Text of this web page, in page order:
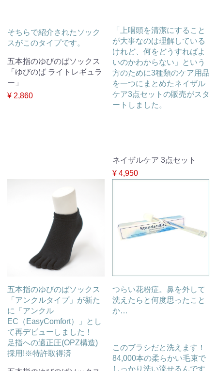
そちらで紹介されたソック
スがこのタイプです。
五本指のゆびのばソックス
「ゆびのば ライトレギュラ
ー」
¥ 2,860
「上咽頭を清潔にすること
が大事なのは理解している
けれど、何をどうすればよ
いのかわからない」という
方のために3種類のケア用品
を一つにまとめたネイザル
ケア3点セットの販売がスタ
ートしました。
ネイザルケア 3点セット
¥ 4,950
五本指のゆびのばソックス
「アンクルタイプ」が新た
に「アンクル
EC（EasyComfort）」とし
て再デビューしました！
足指への適正圧(OPZ構造)
採用!※特許取得済
つらい花粉症。鼻を外して
洗えたらと何度思ったこと
か…
このブラシだと洗えます！
84,000本の柔らかい毛束で
しっかり洗い流せるんです